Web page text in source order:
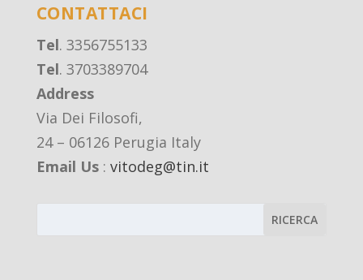
CONTATTACI
Tel. 3356755133
Tel. 3703389704
Address
Via Dei Filosofi,
24 – 06126 Perugia Italy
Email Us: vitodeg@tin.it